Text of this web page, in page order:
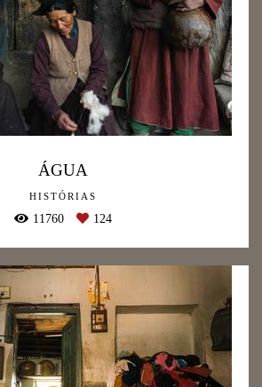
ÁGUA
HISTÓRIAS
11760 124